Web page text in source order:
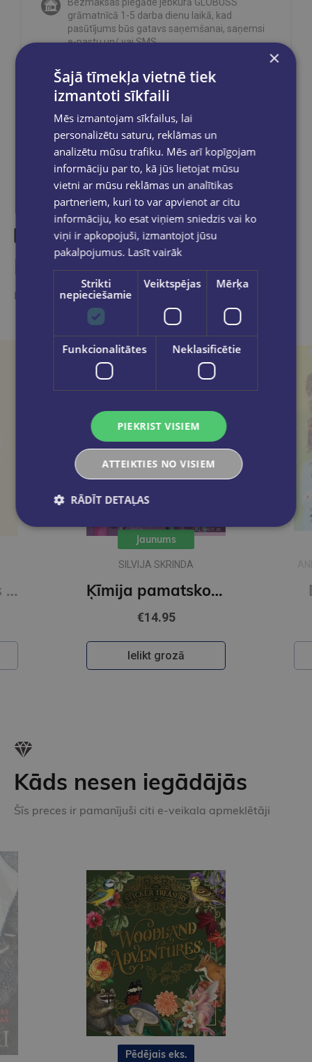
Bezmaksas piegāde jebkurā GLOBUSS
grāmatnīcā 1-5 darba dienu laikā, kad
pasūtījums būs gatavs saņemšanai, saņemsi
e-pastu un/ vai SMS.
Dalies sociālajos tīklos:
Līdzīgas preces
Ieskaties, varbūt noder
Manas atgādnes latviešu valodā - sākumskolas komplekta papildinājums
Jaunums
SILVIJA SKRINDA
Ķīmija pamatskolai. Jēdzieni, likumi, formulas
€14.95
Ielikt grozā
Kāds nesen iegādājās
Šīs preces ir pamanījuši citi e-veikala apmeklētāji
Pēdējais eks.
×
Šajā tīmekļa vietnē tiek
izmantoti sīkfaili
Mēs izmantojam sīkfailus, lai
personalizētu saturu, reklāmas un
analizētu mūsu trafiku. Mēs arī kopīgojam
informāciju par to, kā jūs lietojat mūsu
vietni ar mūsu reklāmas un analītikas
partneriem, kuri to var apvienot ar citu
informāciju, ko esat viņiem sniedzis vai ko
viņi ir apkopojuši, izmantojot jūsu
pakalpojumus. Lasīt vairāk
Strikti
nepieciešamie
Veiktspējas Mērķa
Funkcionalitātes Neklasificētie
PIEKRIST VISIEM
ATTEIKTIES NO VISIEM
RĀDĪT DETAĻAS